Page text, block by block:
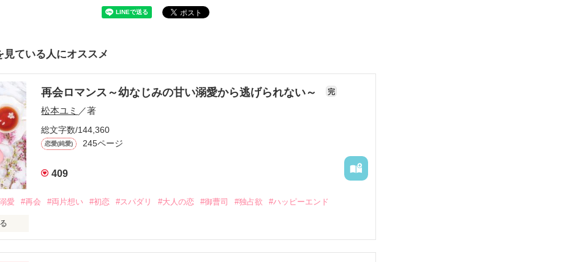
見ている人にオススメ
再会ロマンス～幼なじみの甘い溺愛から逃げられない～ 完
松本ユミ ／著
総文字数/144,360
恋愛(純愛) 245ページ
409
愛 #再会 #両片想い #初恋 #スパダリ #大人の恋 #御曹司 #独占欲 #ハッピーエンド